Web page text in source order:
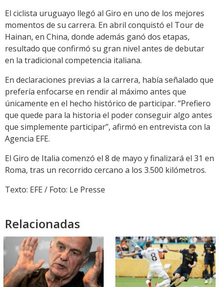
El ciclista uruguayo llegó al Giro en uno de los mejores
momentos de su carrera. En abril conquistó el Tour de
Hainan, en China, donde además ganó dos etapas,
resultado que confirmó su gran nivel antes de debutar
en la tradicional competencia italiana.
En declaraciones previas a la carrera, había señalado que
prefería enfocarse en rendir al máximo antes que
únicamente en el hecho histórico de participar. “Prefiero
que quede para la historia el poder conseguir algo antes
que simplemente participar”, afirmó en entrevista con la
Agencia EFE.
El Giro de Italia comenzó el 8 de mayo y finalizará el 31 en
Roma, tras un recorrido cercano a los 3.500 kilómetros.
Texto: EFE / Foto: Le Presse
Relacionadas